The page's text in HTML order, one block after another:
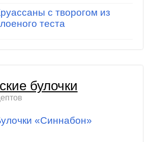
с творогом из
теста
булочки
«Синнабон»